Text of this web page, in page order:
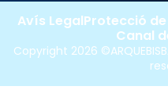
Copyright 2026
Avís LegalProtecció
Canal